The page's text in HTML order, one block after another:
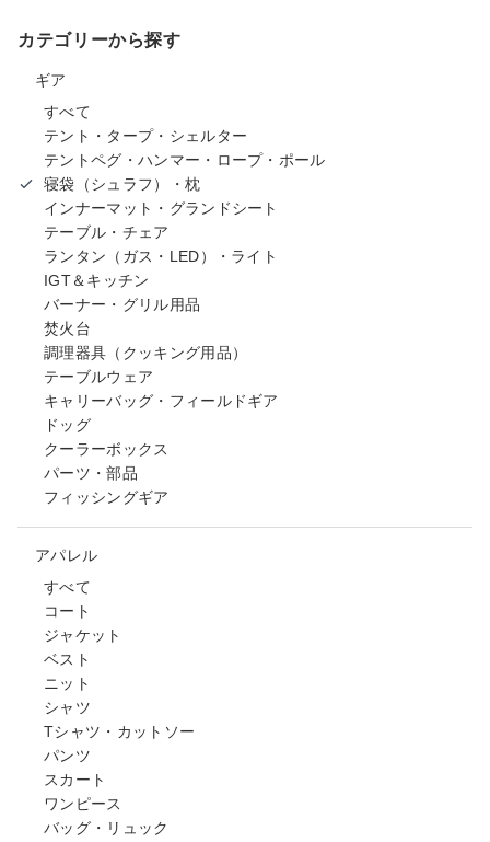
カテゴリーから探す
ギア
すべて
テント・タープ・シェルター
テントペグ・ハンマー・ロープ・ポール
寝袋（シュラフ）・枕
インナーマット・グランドシート
テーブル・チェア
ランタン（ガス・LED）・ライト
IGT＆キッチン
バーナー・グリル用品
焚火台
調理器具（クッキング用品）
テーブルウェア
キャリーバッグ・フィールドギア
ドッグ
クーラーボックス
パーツ・部品
フィッシングギア
アパレル
すべて
コート
ジャケット
ベスト
ニット
シャツ
Tシャツ・カットソー
パンツ
スカート
ワンピース
バッグ・リュック